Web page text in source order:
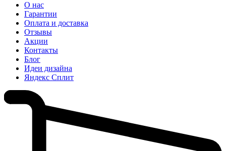
О нас
Гарантии
Оплата и доставка
Отзывы
Акции
Контакты
Блог
Идеи дизайна
Яндекс Сплит